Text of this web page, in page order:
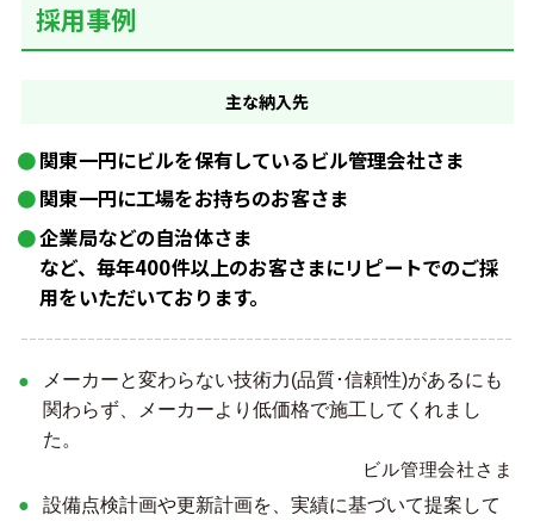
採用事例
主な納入先
関東一円にビルを保有しているビル管理会社さま
関東一円に工場をお持ちのお客さま
企業局などの自治体さま
など、毎年400件以上のお客さまにリピートでのご採
用をいただいております。
メーカーと変わらない技術力(品質･信頼性)があるにも
関わらず、メーカーより低価格で施工してくれまし
た。
ビル管理会社さま
設備点検計画や更新計画を、実績に基づいて提案して